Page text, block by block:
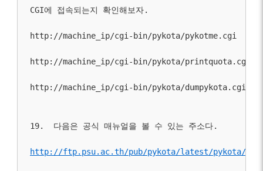
CGI에 접속되는지 확인해보자.
http://machine_ip/cgi-bin/pykota/pykotme.cgi
http://machine_ip/cgi-bin/pykota/printquota.cgi
http://machine_ip/cgi-bin/pykota/dumpykota.cgi
19.  다음은 공식 매뉴얼을 볼 수 있는 주소다.
http://ftp.psu.ac.th/pub/pykota/latest/pykota/